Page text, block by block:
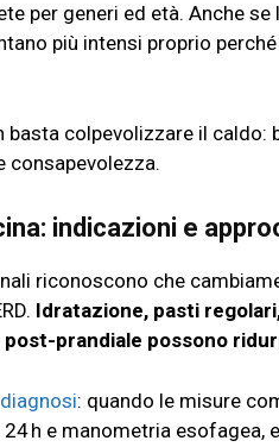
per generi ed età. Anche
più intensi proprio
colpevolizzare il caldo:
consapevolezza.
indicazioni e
riconoscono che
Idratazione, pasti
post-prandiale possono
diagnosi: quando le misure
h e manometria